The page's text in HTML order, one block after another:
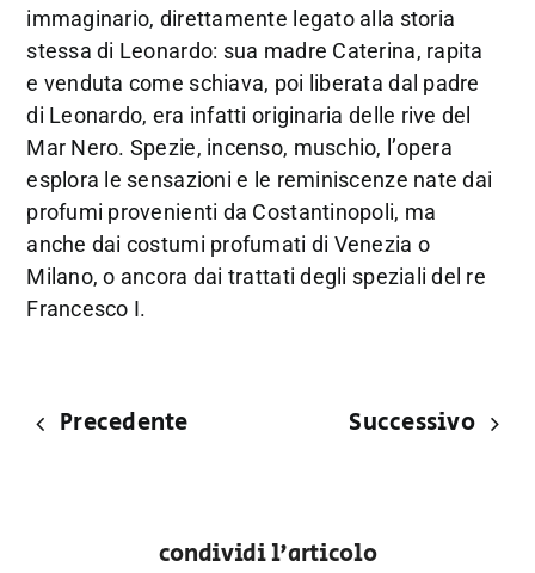
immaginario, direttamente legato alla storia
stessa di Leonardo: sua madre Caterina, rapita
e venduta come schiava, poi liberata dal padre
di Leonardo, era infatti originaria delle rive del
Mar Nero. Spezie, incenso, muschio, l’opera
esplora le sensazioni e le reminiscenze nate dai
profumi provenienti da Costantinopoli, ma
anche dai costumi profumati di Venezia o
Milano, o ancora dai trattati degli speziali del re
Francesco I.
Precedente Successivo
condividi l'articolo